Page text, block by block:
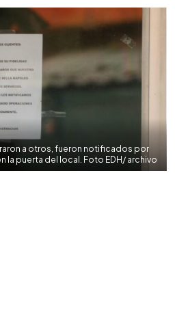
a otros, fueron notificados por
la puerta del local. Foto EDH/ archivo